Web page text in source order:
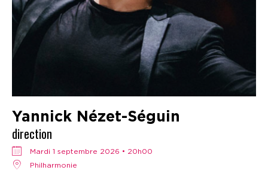
Yannick Nézet-Séguin
direction
mardi 1 septembre 2026 • 20h00
Philharmonie